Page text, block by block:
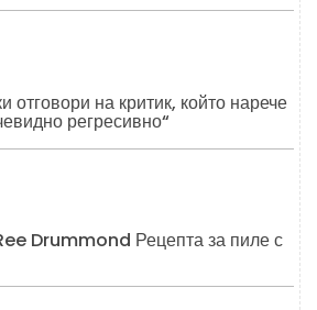
отговори на критик, който нарече
регресивно“
Drummond Рецепта за пиле с